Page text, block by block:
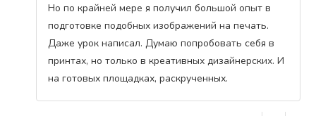
Но по крайней мере я получил большой опыт в
подготовке подобных изображений на печать.
Даже урок написал. Думаю попробовать себя в
принтах, но только в креативных дизайнерских. И
на готовых площадках, раскрученных.